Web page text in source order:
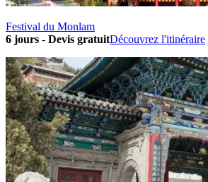
Festival du Monlam
6 jours - Devis gratuitDécouvrez l'itinéraire